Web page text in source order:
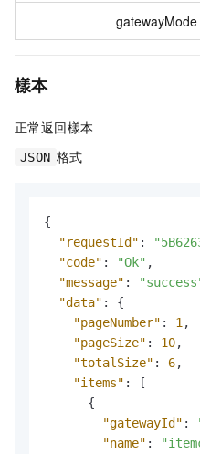
gatewayMode
樣本
正常返回樣本
JSON 格式
{
"requestId" :
"code" : "Ok" ,
"message" :
"data" :
{
"pageNumber" : 1 ,
"pageSize" : 10,
"totalSize" : 6,
"items" :
[
{
"gatewayId" :
"name" :